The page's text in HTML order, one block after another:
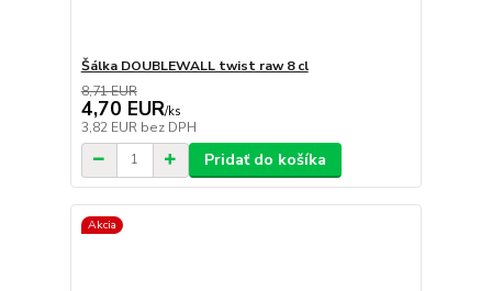
Šálka DOUBLEWALL twist raw 8 cl
8,71 EUR
4,70 EUR/ks
3,82 EUR bez DPH
Pridať do košíka
Akcia